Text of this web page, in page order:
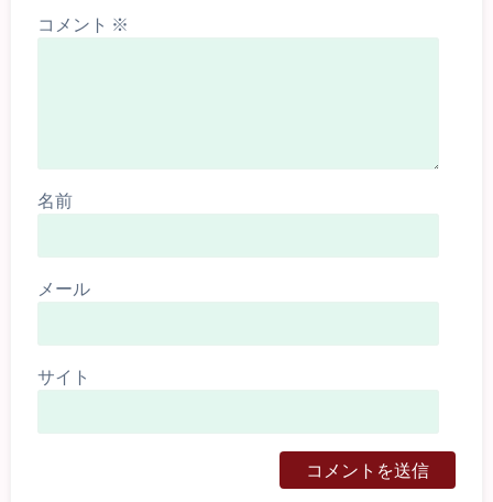
コメント ※
名前
メール
サイト